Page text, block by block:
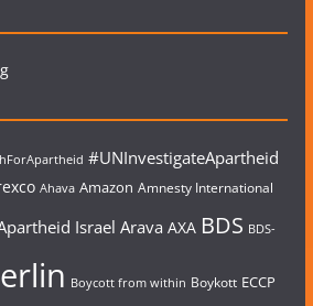
#UNInvestigateApartheid
Ahava Amazon Amnesty International
Israel Arava AXA BDS BDS-
Boycott from within Boykott ECCP